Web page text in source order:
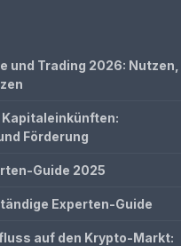
und Trading 2026: Nutzen,
Förderung
Guide 2025
Experten-Guide
auf den Krypto-Markt: